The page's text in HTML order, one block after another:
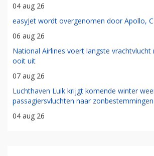
04 aug 26
easyJet wordt overgenomen door Apollo,
06 aug 26
National Airlines voert langste
ooit uit
07 aug 26
Luchthaven Luik krijgt komende winter
passagiersvluchten naar zonbestemmingen
04 aug 26